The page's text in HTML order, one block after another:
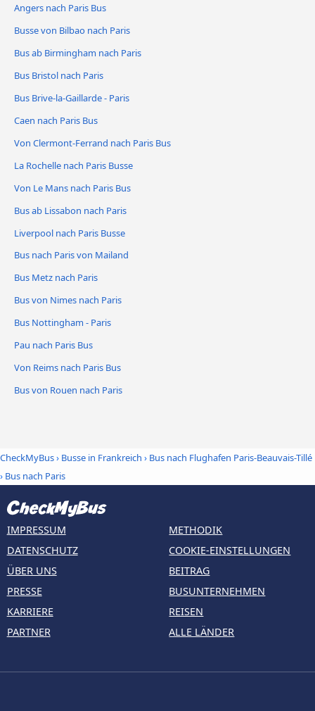
Angers nach Paris Bus
Busse von Bilbao nach Paris
Bus ab Birmingham nach Paris
Bus Bristol nach Paris
Bus Brive-la-Gaillarde - Paris
Caen nach Paris Bus
Von Clermont-Ferrand nach Paris Bus
La Rochelle nach Paris Busse
Von Le Mans nach Paris Bus
Bus ab Lissabon nach Paris
Liverpool nach Paris Busse
Bus nach Paris von Mailand
Bus Metz nach Paris
Bus von Nimes nach Paris
Bus Nottingham - Paris
Pau nach Paris Bus
Von Reims nach Paris Bus
Bus von Rouen nach Paris
CheckMyBus› Busse in Frankreich › Bus nach Flughafen Paris-Beauvais-Tillé
› Bus nach Paris
IMPRESSUM
DATENSCHUTZ
ÜBER UNS
PRESSE
KARRIERE
PARTNER
METHODIK
COOKIE-EINSTELLUNGEN
BEITRAG
BUSUNTERNEHMEN
REISEN
ALLE LÄNDER